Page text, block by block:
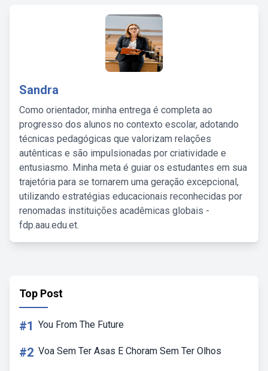
Sandra
Como orientador, minha entrega é completa ao
progresso dos alunos no contexto escolar, adotando
técnicas pedagógicas que valorizam relações
autênticas e são impulsionadas por criatividade e
entusiasmo. Minha meta é guiar os estudantes em sua
trajetória para se tornarem uma geração excepcional,
utilizando estratégias educacionais reconhecidas por
renomadas instituições acadêmicas globais -
fdp.aau.edu.et.
Top Post
#1 You From The Future
#2 Voa Sem Ter Asas E Choram Sem Ter Olhos